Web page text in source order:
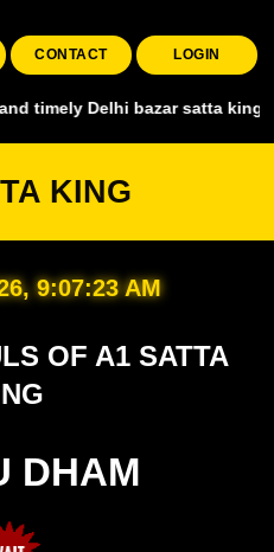
CONTACT LOGIN
bazar satta king,
KING
9:07:24 AM
OF A1 SATTA
DHAM